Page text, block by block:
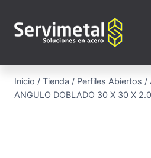
contenido
Inicio / Tienda / Perfiles Abiertos /
ANGULO DOBLADO 30 X 30 X